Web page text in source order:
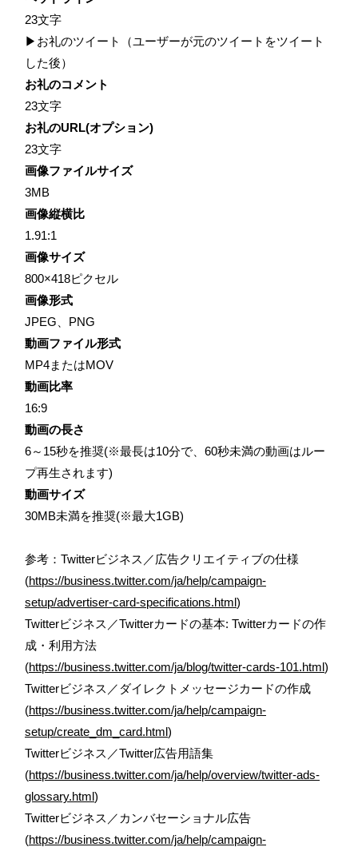
23文字
▶お礼のツイート（ユーザーが元のツイートをツイート
した後）
お礼のコメント
23文字
お礼のURL(オプション)
23文字
画像ファイルサイズ
3MB
画像縦横比
1.91:1
画像サイズ
800×418ピクセル
画像形式
JPEG、PNG
動画ファイル形式
MP4またはMOV
動画比率
16:9
動画の長さ
6～15秒を推奨(※最長は10分で、60秒未満の動画はルー
プ再生されます)
動画サイズ
30MB未満を推奨(※最大1GB)
参考：Twitterビジネス／広告クリエイティブの仕様
(https://business.twitter.com/ja/help/campaign-
setup/advertiser-card-specifications.html)
Twitterビジネス／Twitterカードの基本: Twitterカードの作
成・利用方法
(https://business.twitter.com/ja/blog/twitter-cards-101.html)
Twitterビジネス／ダイレクトメッセージカードの作成
(https://business.twitter.com/ja/help/campaign-
setup/create_dm_card.html)
Twitterビジネス／Twitter広告用語集
(https://business.twitter.com/ja/help/overview/twitter-ads-
glossary.html)
Twitterビジネス／カンバセーショナル広告
(https://business.twitter.com/ja/help/campaign-